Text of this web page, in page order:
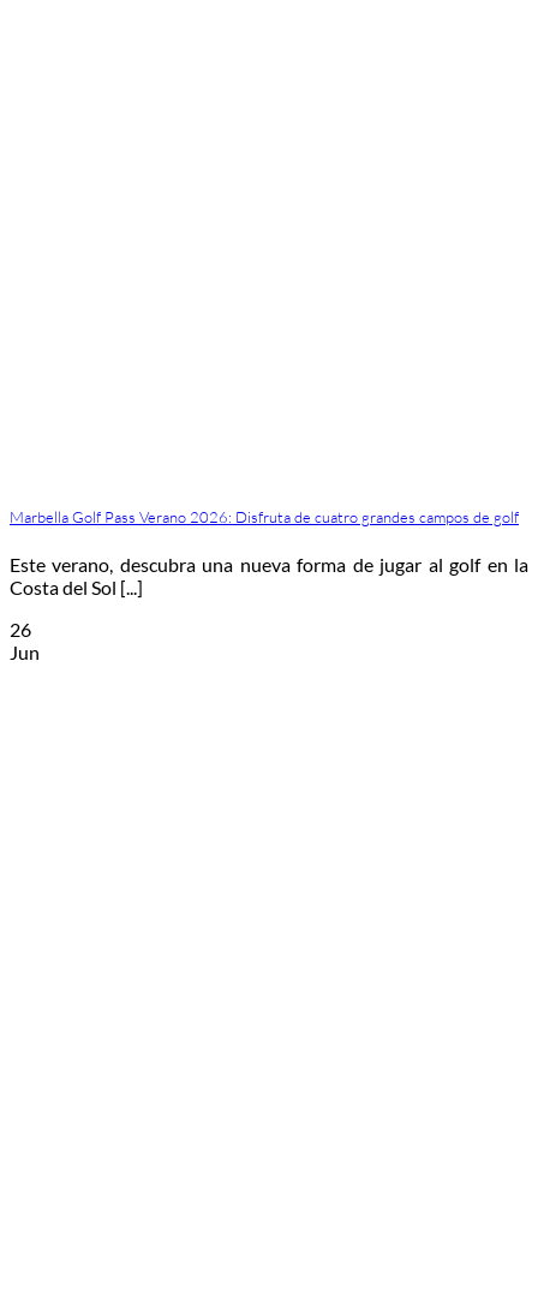
Marbella Golf Pass Verano 2026: Disfruta de cuatro grandes campos de golf
Este verano, descubra una nueva forma de jugar al golf en la
Costa del Sol [...]
26
Jun